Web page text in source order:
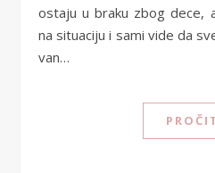
ostaju u braku zbog dece,
na situaciju i sami vide da
van…